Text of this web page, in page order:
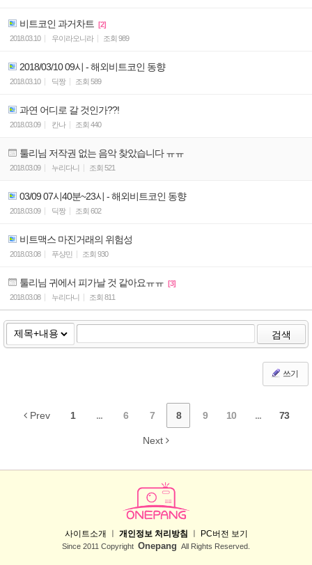
비트코인 과거차트 [2]
2018.03.10
우이라오니라 조회 989
2018/03/10 09시 - 해외비트코인 동향
2018.03.10 딕짱 조회 589
과연 어디로 갈 것인가??!
2018.03.09 칸나 조회 440
툴리님 저작권 없는 음악 찾았습니다 ㅠㅠ
2018.03.09 누리다니 조회 521
03/09 07시40분~23시 - 해외비트코인 동향
2018.03.09 딕짱 조회 602
비트맥스 마진거래의 위험성
2018.03.08 푸샹민 조회 930
툴리님 귀에서 피가날 것 같아요ㅠㅠ [3]
2018.03.08
누리다니 조회 811
검색
쓰기
Prev 1 ... 6 7 8 9 10 ... 73
Next
사이트소개 ㅣ 개인정보 처리방침 ㅣ PC버전 보기
Since 2011 Copyright Onepang All Rights Reserved.